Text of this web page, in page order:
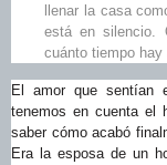
llenar la casa
está en silencio.
cuánto tiempo
El amor que sentían
tenemos en cuenta el
saber cómo acabó
Era la esposa de un